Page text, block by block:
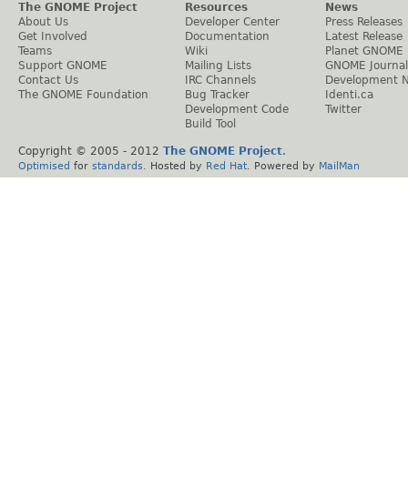
The GNOME Project
About Us
Get Involved
Teams
Support GNOME
Contact Us
The GNOME Foundation
Resources
Developer Center
Documentation
Wiki
Mailing Lists
IRC Channels
Bug Tracker
Development Code
Build Tool
News
Press Releases
Latest Release
Planet GNOME
GNOME Journal
Development
Identi.ca
Twitter
Copyright © 2005 - 2012 The GNOME Project.
Optimised for standards . Hosted by Red Hat . Powered by MailMan